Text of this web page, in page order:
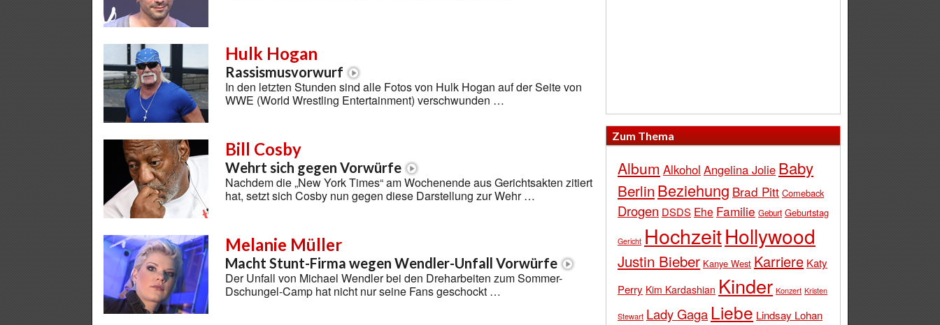
Hulk Hogan
Rassismusvorwurf
In den letzten Stunden sind alle Fotos von Hulk Hogan auf der Seite von
WWE (World Wrestling Entertainment) verschwunden …
Bill Cosby
Wehrt sich gegen Vorwürfe
Nachdem die „New York Times“ am Wochenende aus Gerichtsakten zitiert
hat, setzt sich Cosby nun gegen diese Darstellung zur Wehr …
Melanie Müller
Macht Stunt-Firma wegen Wendler-Unfall Vorwürfe
Der Unfall von Michael Wendler bei den Dreharbeiten zum Sommer-
Dschungel-Camp hat nicht nur seine Fans geschockt …
Zum Thema
Album Alkohol Angelina Jolie Baby
Berlin Beziehung Brad Pitt Comeback
Drogen DSDS Ehe Familie Geburt Geburtstag
Gericht HochzeitHollywood
Justin Bieber Kanye West Karriere Katy
Perry Kim Kardashian Kinder Konzert Kristen
Stewart Lady Gaga Liebe Lindsay Lohan